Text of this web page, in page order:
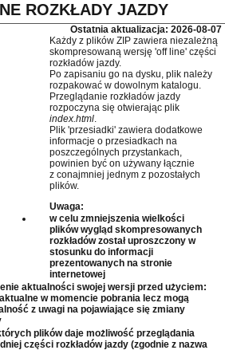
ROZKŁADY JAZDY
Ostatnia aktualizacja: 2026-08-07
Każdy z plików ZIP zawiera niezależną
skompresowaną wersję 'off line' części
rozkładów jazdy.
Po zapisaniu go na dysku, plik należy
rozpakować w dowolnym katalogu.
Przeglądanie rozkładów jazdy
rozpoczyna się otwierając plik
index.html.
Plik 'przesiadki' zawiera dodatkowe
informacje o przesiadkach na
poszczególnych przystankach,
powinien być on używany łącznie
z conajmniej jednym z pozostałych
plików.
Uwaga:
w celu zmniejszenia wielkości
plików wygląd skompresowanych
rozkładów został uproszczony w
stosunku do informacji
prezentowanych na stronie
internetowej
aktualności swojej wersji przed użyciem:
w momencie pobrania lecz mogą
z uwagi na pojawiające się zmiany
plików daje możliwość przeglądania
części rozkładów jazdy (zgodnie z nazwa